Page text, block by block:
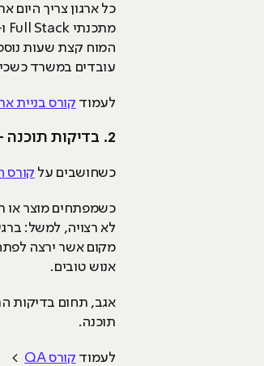
כל ארגון צריך היום
המוח קצת שעות
עובדים במשרד
לעמוד קורס בניית
2. בדיקות תוכנה – QA –
כשחושבים על קורס
כשמפתחים מוצר או
אנוש טובים.
אגב, תחום בדיקות
תוכנה.
לעמוד קורס QA >